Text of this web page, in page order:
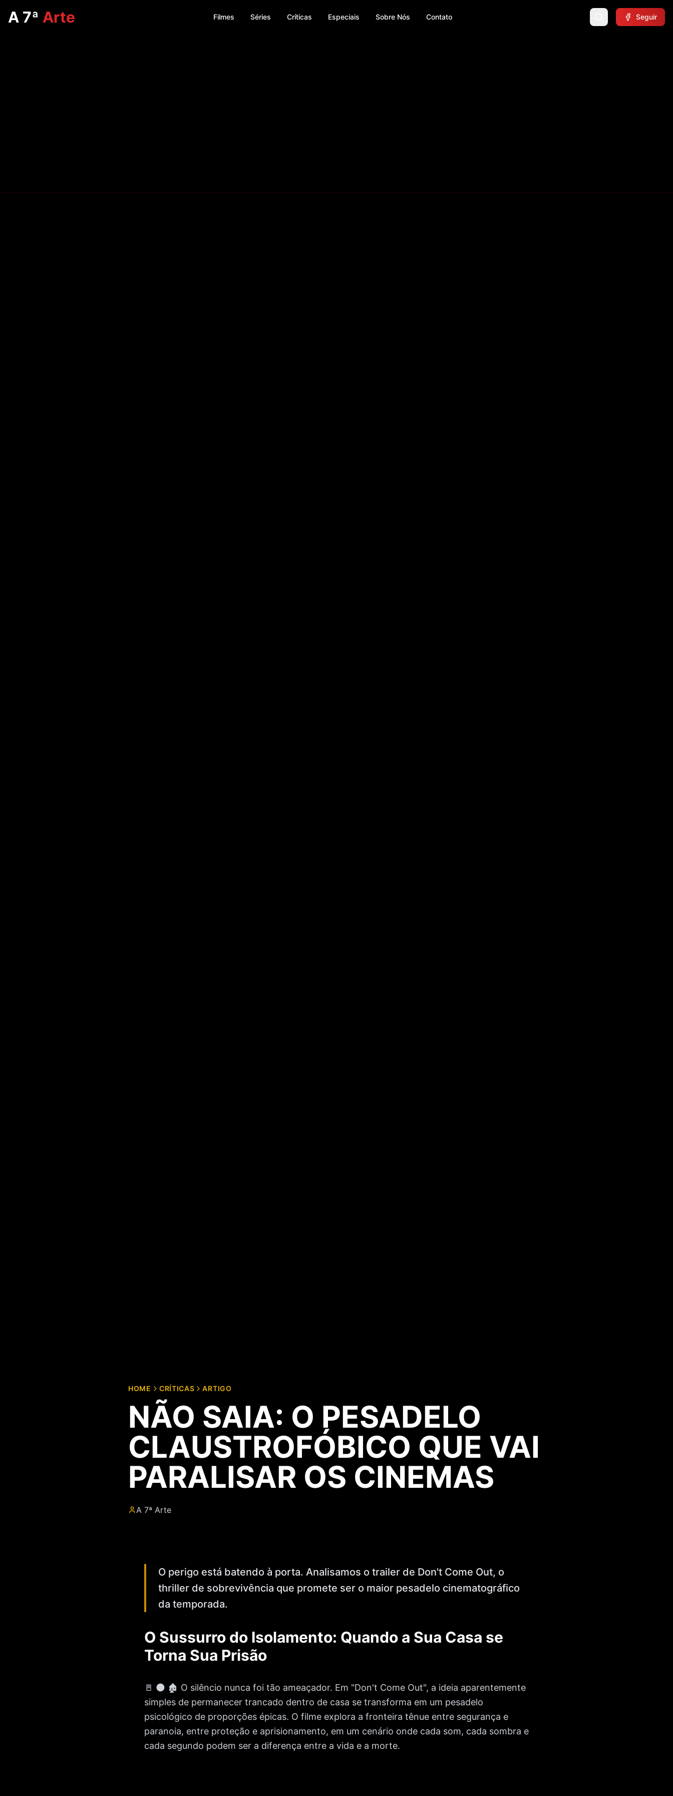
A 7ª Arte Filmes Séries Críticas Especiais Sobre Nós Contato Seguir
HOME CRÍTICAS ARTIGO
NÃO SAIA: O PESADELO
CLAUSTROFÓBICO QUE VAI
PARALISAR OS CINEMAS
A 7ª Arte
O perigo está batendo à porta. Analisamos o trailer de Don't Come Out, o
thriller de sobrevivência que promete ser o maior pesadelo cinematográfico
da temporada.
O Sussurro do Isolamento: Quando a Sua Casa se
Torna Sua Prisão
🚪 🌑 🏚️ O silêncio nunca foi tão ameaçador. Em "Don't Come Out", a ideia aparentemente
simples de permanecer trancado dentro de casa se transforma em um pesadelo
psicológico de proporções épicas. O filme explora a fronteira tênue entre segurança e
paranoia, entre proteção e aprisionamento, em um cenário onde cada som, cada sombra e
cada segundo podem ser a diferença entre a vida e a morte.